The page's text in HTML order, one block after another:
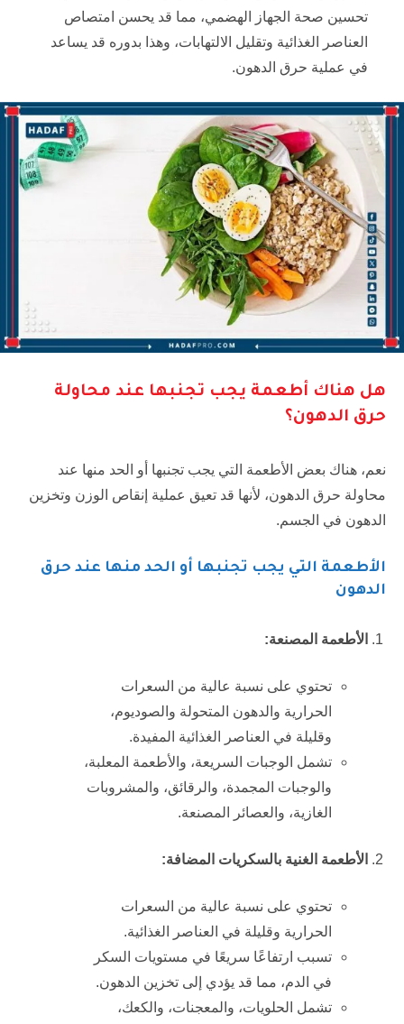
تحسين صحة الجهاز الهضمي، مما قد يحسن امتصاص
العناصر الغذائية وتقليل الالتهابات، وهذا بدوره قد يساعد
في عملية حرق الدهون.
هل هناك أطعمة يجب تجنبها عند محاولة
حرق الدهون؟
نعم، هناك بعض الأطعمة التي يجب تجنبها أو الحد منها عند
محاولة حرق الدهون، لأنها قد تعيق عملية إنقاص الوزن وتخزين
الدهون في الجسم.
الأطعمة التي يجب تجنبها أو الحد منها عند حرق
الدهون
الأطعمة المصنعة:
تحتوي على نسبة عالية من السعرات
الحرارية والدهون المتحولة والصوديوم،
وقليلة في العناصر الغذائية المفيدة.
تشمل الوجبات السريعة، والأطعمة المعلبة،
والوجبات المجمدة، والرقائق، والمشروبات
الغازية، والعصائر المصنعة.
الأطعمة الغنية بالسكريات المضافة:
تحتوي على نسبة عالية من السعرات
الحرارية وقليلة في العناصر الغذائية.
تسبب ارتفاعًا سريعًا في مستويات السكر
في الدم، مما قد يؤدي إلى تخزين الدهون.
تشمل الحلويات، والمعجنات، والكعك،